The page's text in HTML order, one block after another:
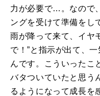
力が必要で… 。 なので
ングを受けて準備をし
雨が降って来て、イヤ
で！”と指示が出て、
んです。こういったこ
バタついていたと思う
るようになって成長を